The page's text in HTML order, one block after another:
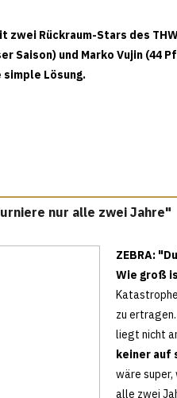
Rückraum-Stars des
Saison) und Marko Vujin
simple Lösung.
nur alle zwei Jahre"
ZEBRA:
Wie groß
zu
liegt nicht
keiner auf
wäre
alle zwei